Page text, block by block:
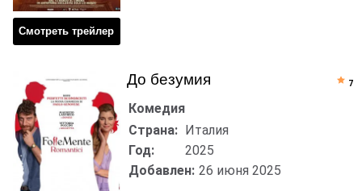
Смотреть трейлер
До безумия
Комедия
Страна: Италия
Год:
2025
Добавлен: 26 июня 2025
7